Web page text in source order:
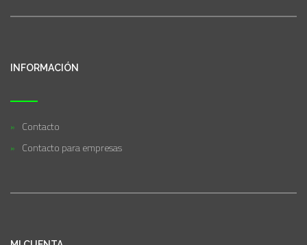
INFORMACIÓN
Contacto
Contacto para empresas